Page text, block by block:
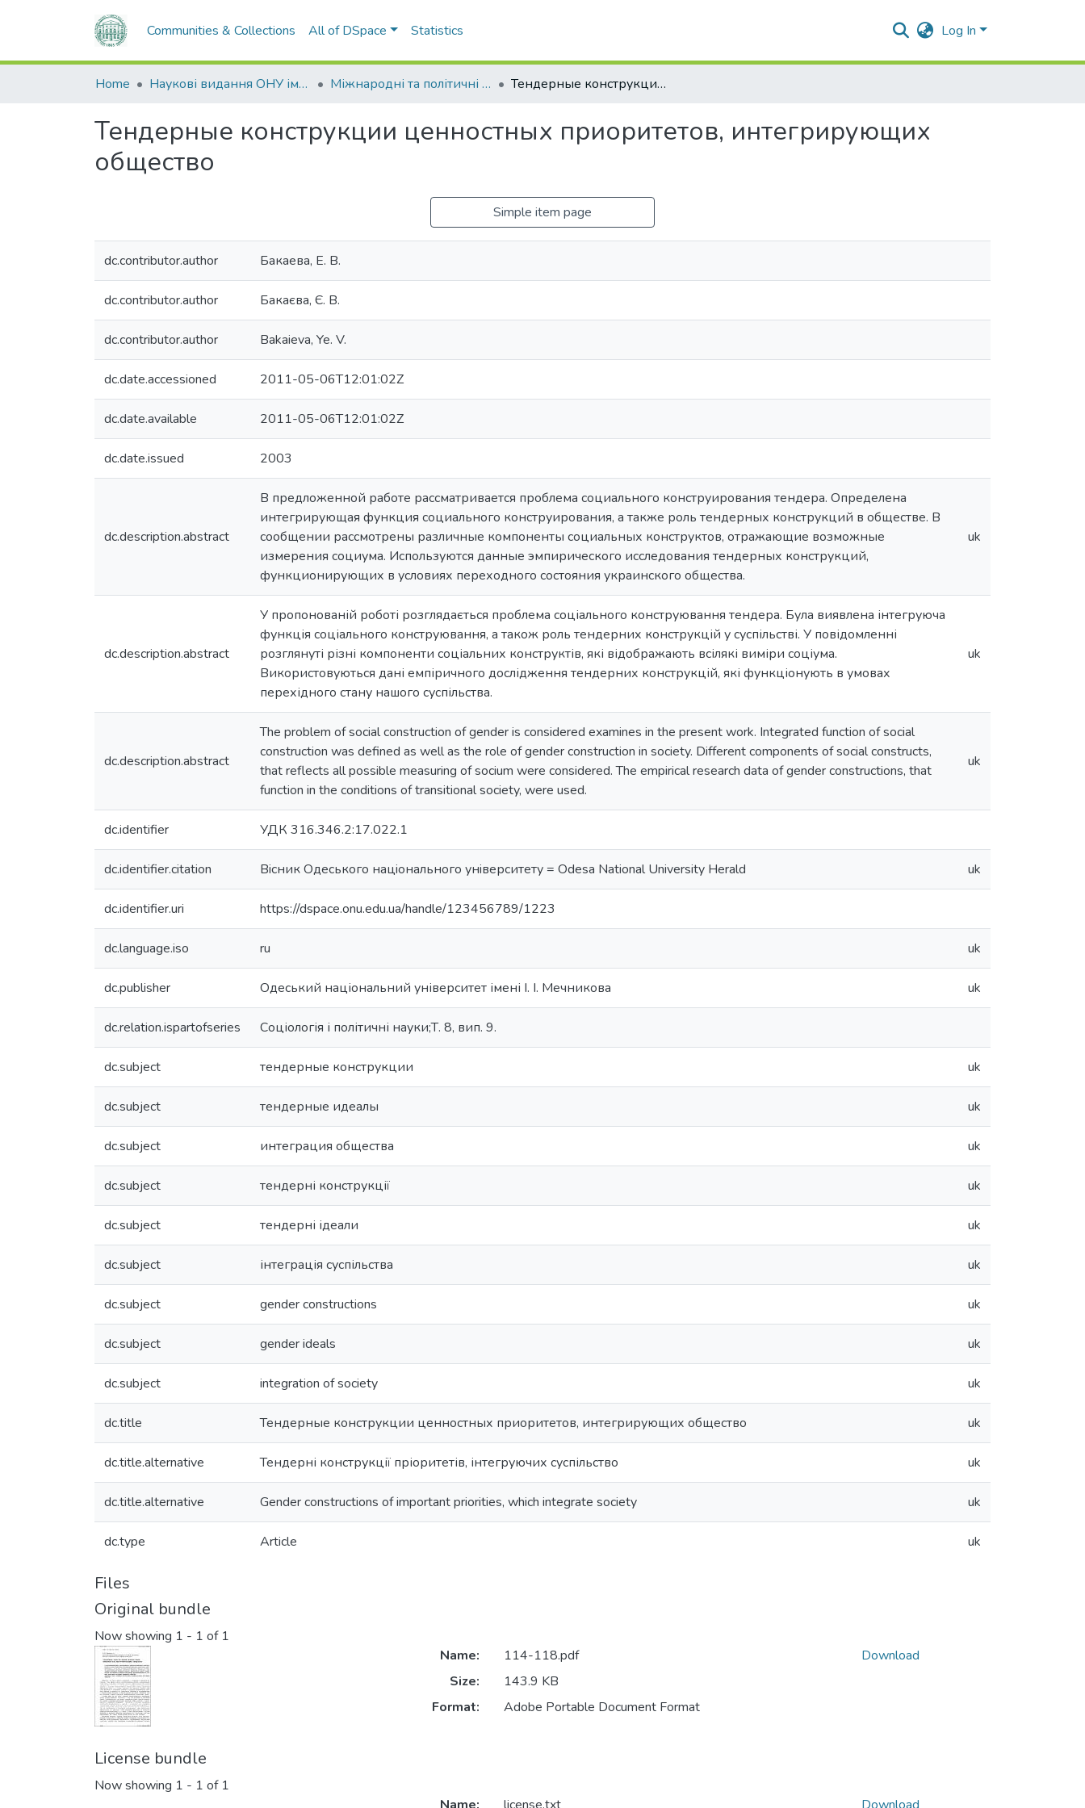
Communities & Collections All of DSpace Statistics Log In
Home Наукові видання ОНУ імені І. І. Мечникова Міжнародні та політичні дослідження Тендерные конструкции ценностных приоритетов, интегрирующих общество
Тендерные конструкции ценностных приоритетов, интегрирующих
общество
Simple item page
dc.contributor.author Бакаева, Е. В.
dc.contributor.author Бакаєва, Є. В.
dc.contributor.author Bakaieva, Ye. V.
dc.date.accessioned 2011-05-06T12:01:02Z
dc.date.available 2011-05-06T12:01:02Z
dc.date.issued 2003
dc.description.abstract
В предложенной работе рассматривается проблема социального конструирования тендера. Определена
интегрирующая функция социального конструирования, а также роль тендерных конструкций в обществе. В
сообщении рассмотрены различные компоненты социальных конструктов, отражающие возможные
измерения социума. Используются данные эмпирического исследования тендерных конструкций,
функционирующих в условиях переходного состояния украинского общества.
uk
dc.description.abstract
У пропонованій роботі розглядається проблема соціального конструювання тендера. Була виявлена інтегруюча
функція соціального конструювання, а також роль тендерних конструкцій у суспільстві. У повідомленні
розглянуті різні компоненти соціальних конструктів, які відображають всілякі виміри соціума.
Використовуються дані емпіричного дослідження тендерних конструкцій, які функціонують в умовах
перехідного стану нашого суспільства.
uk
dc.description.abstract
The problem of social construction of gender is considered examines in the present work. Integrated function of social
construction was defined as well as the role of gender construction in society. Different components of social constructs,
that reflects all possible measuring of socium were considered. The empirical research data of gender constructions, that
function in the conditions of transitional society, were used.
uk
dc.identifier УДК 316.346.2:17.022.1
dc.identifier.citation Вiсник Одеського нацiонального унiверситету = Odesa National University Herald uk
dc.identifier.uri https://dspace.onu.edu.ua/handle/123456789/1223
dc.language.iso ru uk
dc.publisher Одеський національний університет імені І. І. Мечникова uk
dc.relation.ispartofseries Соціологія і політичні науки;Т. 8, вип. 9.
dc.subject тендерные конструкции uk
dc.subject тендерные идеалы uk
dc.subject интеграция общества uk
dc.subject тендерні конструкції uk
dc.subject тендерні ідеали uk
dc.subject інтеграція суспільства uk
dc.subject gender constructions uk
dc.subject gender ideals uk
dc.subject integration of society uk
dc.title Тендерные конструкции ценностных приоритетов, интегрирующих общество uk
dc.title.alternative Тендерні конструкції пріоритетів, інтегруючих суспільство uk
dc.title.alternative Gender constructions of important priorities, which integrate society uk
dc.type Article uk
Files
Original bundle
Now showing 1 - 1 of 1
Name:
114-118.pdf
Size:
143.9 KB
Format:
Adobe Portable Document Format
Download
License bundle
Now showing 1 - 1 of 1